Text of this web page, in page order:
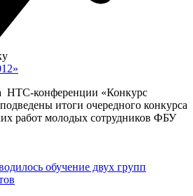
НТС-конференции «Конкурс
итоги очередного конкурса
работ молодых сотрудников ФБУ
обучение двух групп